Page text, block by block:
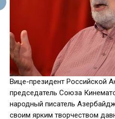
Вице-президент Российской
председатель Союза
народный писатель
своим ярким творчеством